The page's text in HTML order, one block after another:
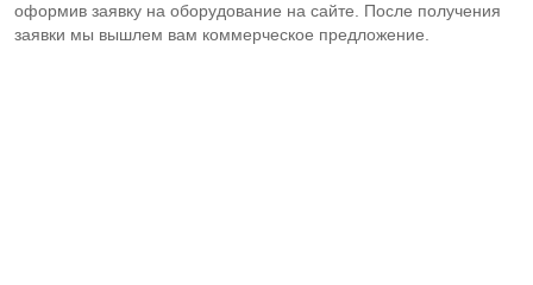
оформив заявку на оборудование на сайте. После получения
заявки мы вышлем вам коммерческое предложение.